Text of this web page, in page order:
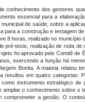
dos gestores
essencial para a
de saúde, sobre a
para a construção e testagem
8 horas, realizado no município
teste, realização de roda
foi aprovado pelo Comitê de
exercendo a função há
Bonita. A maioria relatou
em quatro categorias:
instrumento estratégico
o conhecimento sobre o
a gestão. O